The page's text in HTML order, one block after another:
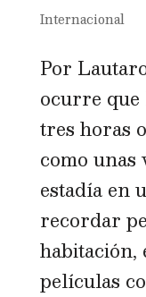
Internacional
Por
ocurre que
tres horas
como unas
estadía en
recordar
habitación,
películas